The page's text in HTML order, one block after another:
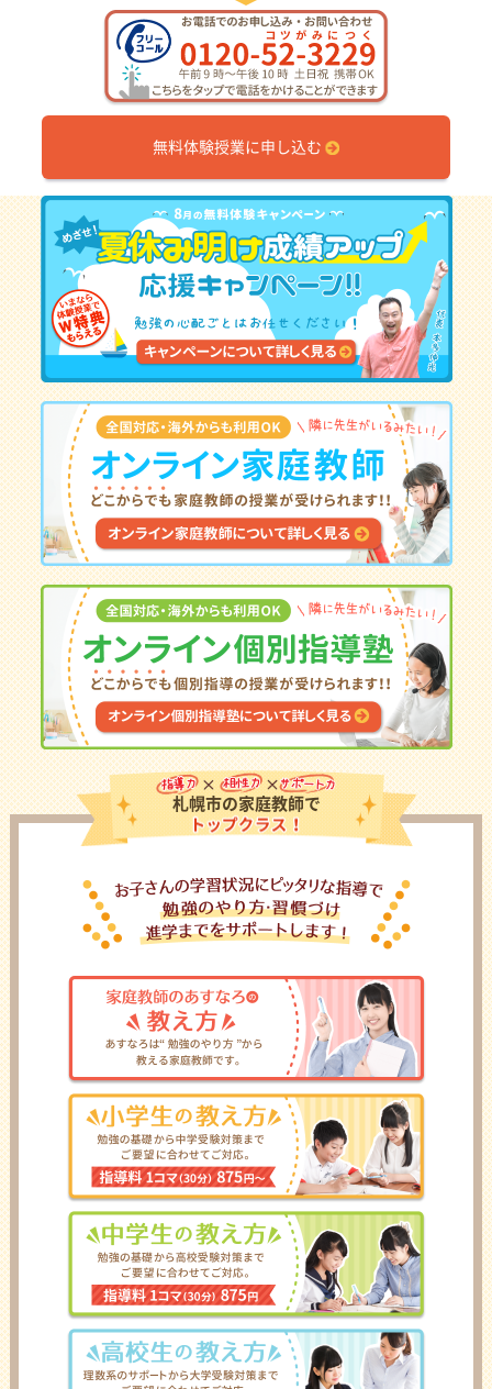
無料体験授業に申し込む
札幌市の家庭教師で